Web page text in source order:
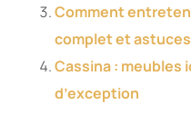
Comment
complet et astuces
Cassina : meubles
d’exception